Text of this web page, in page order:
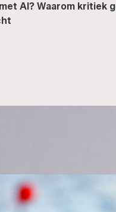
AI? Waarom kritiek